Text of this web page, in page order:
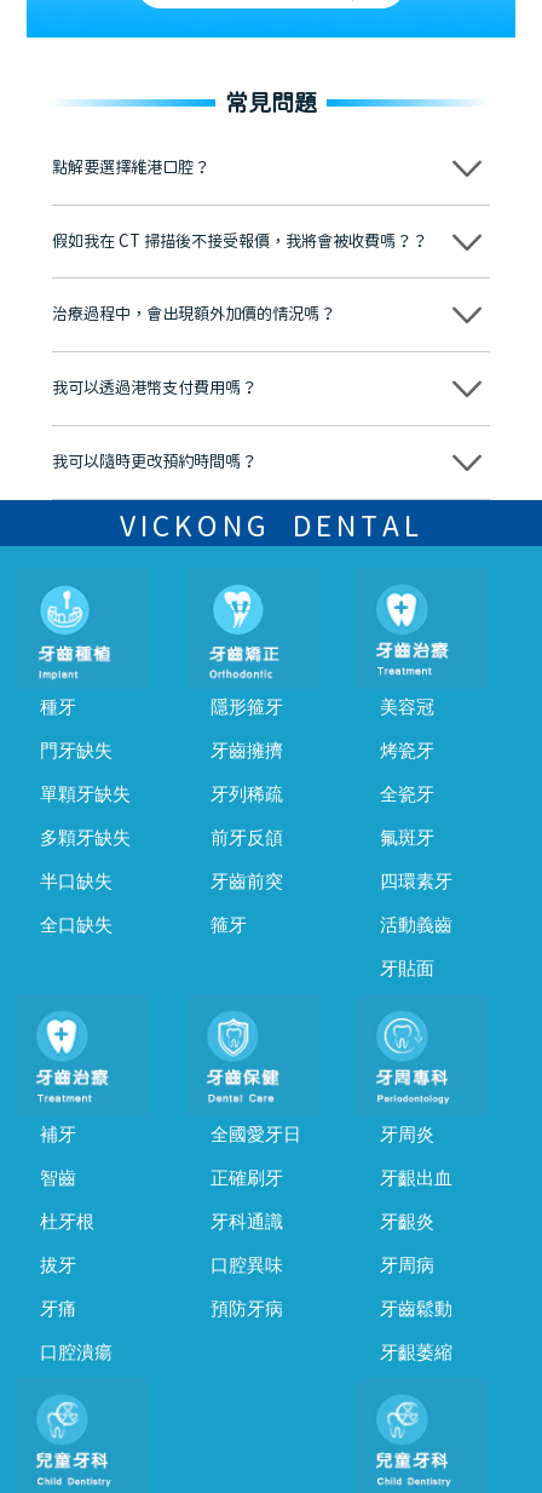
常見問題
點解要選擇維港口腔？
維港口腔踐行「醫道濟世」的大學校訓，各分院匯聚來自香港、內地的
牌」、「2025香港企業領袖品牌」，是諾貝爾種植系統全球放心植牙中
至今已服務超過三十個國家和地區的顧客，受到粵港澳大灣區及周邊城
市市民極高的口碑評價及信任推薦 珠海、深圳設有八大分院，香港亦設
有咨詢及服務保障中心，有任何問題都可以隨時預約免費咨詢，讓人十
假如我在 CT 掃描後不接受報價，我將會被收費嗎？？
不會！只要未開始實際服務之前，你不會被收取任何費用。
治療過程中，會出現額外加價的情況嗎？
不會，治療前我們會詳細說明治療方案及對應的價錢，顧客同意並簽字
我可以透過港幣支付費用嗎？
可以。維港口腔會按照當日匯率轉算收取費用，而匯率會及時告知客人
我可以隨時更改預約時間嗎？
可以，請盡早通過wechat或whatsapp聯絡我們，告知我們你原本預約
的時間及資料，並且重新預約的日期及時段
VICKONG DENTAL
種牙
門牙缺失
單顆牙缺失
多顆牙缺失
半口缺失
全口缺失
隱形箍牙
牙齒擁擠
牙列稀疏
前牙反頜
牙齒前突
箍牙
美容冠
烤瓷牙
全瓷牙
氟斑牙
四環素牙
活動義齒
牙貼面
補牙
智齒
杜牙根
拔牙
牙痛
口腔潰瘍
全國愛牙日
正確刷牙
牙科通識
口腔異味
預防牙病
牙周炎
牙齦出血
牙齦炎
牙周病
牙齒鬆動
牙齦萎縮